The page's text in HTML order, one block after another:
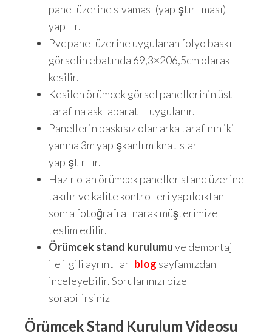
panel üzerine sıvaması (yapıştırılması)
yapılır.
Pvc panel üzerine uygulanan folyo baskı
görselin ebatında 69,3×206,5cm olarak
kesilir.
Kesilen örümcek görsel panellerinin üst
tarafına askı aparatılı uygulanır.
Panellerin baskısız olan arka tarafının iki
yanına 3m yapışkanlı mıknatıslar
yapıştırılır.
Hazır olan örümcek paneller stand üzerine
takılır ve kalite kontrolleri yapıldıktan
sonra fotoğrafı alınarak müşterimize
teslim edilir.
Örümcek stand kurulumuve demontajı
ile ilgili ayrıntıları blog sayfamızdan
inceleyebilir. Sorularınızı bize
sorabilirsiniz
Örümcek Stand Kurulum Videosu